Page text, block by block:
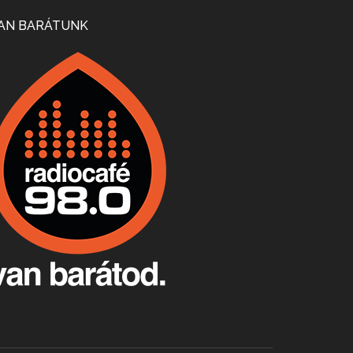
Apr 24, 2026 • 00:38:10
Villány, kékfrankos, Jackfall
Apr 17, 2026 • 00:35:38
Apr 9, 2026 • 00:37:17
BARÁTUNK